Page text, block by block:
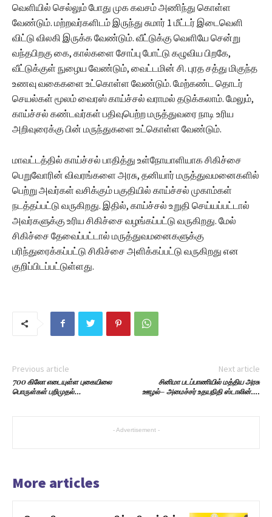
வெளியில் செல்லும் போது முக கவசம் அணிந்து கொள்ள
வேண்டும். மற்றவர்களிடம் இருந்து சுமார் 1 மீட்டர் இடைவெளி
விட்டு விலகி இருக்க வேண்டும். வீட்டுக்கு வெளியே சென்று
வந்தபிறகு கை, கால்களை சோப்பு போட்டு கழுவிய பிறகே,
வீட்டுக்குள் நுழைய வேண்டும், வைட்டமின் சி. புரத சத்து மிகுந்த
உணவு வகைகளை உட்கொள்ள வேண்டும். மேற்கண்ட தொடர்
செயல்கள் மூலம் வைரஸ் காய்ச்சல் வராமல் தடுக்கலாம். மேலும்,
காய்ச்சல் கண்டவர்கள் பதிவுபெற்ற மருத்துவரை நாடி உரிய
அறிவுரைக்கு பின் மருந்துகளை உட்கொள்ள வேண்டும்.
மாவட்டத்தில் காய்ச்சல் பாதித்து உள்நோயாளியாக சிகிச்சை
பெறுவோரின் விவரங்களை அரசு, தனியார் மருத்துவமனைகளில்
பெற்று அவர்கள் வசிக்கும் பகுதியில் காய்ச்சல் முகாம்கள்
நடத்தப்பட்டு வருகிறது. இதில், காய்ச்சல் உறுதி செய்யப்பட்டால்
அவர்களுக்கு உரிய சிகிச்சை வழங்கப்பட்டு வருகிறது. மேல்
சிகிச்சை தேவைப்பட்டால் மருத்துவமனைகளுக்கு
பரிந்துரைக்கப்பட்டு சிகிச்சை அளிக்கப்பட்டு வருகிறது என
குறிப்பிடப்பட்டுள்ளது.
Previous article
700 கிலோ எடையுள்ள புகையிலை
பொருள்கள் பறிமுதல்…
Next article
சினிமா படப்பாணியில் மத்திய அரசு
ஊழல்– அமைச்சர் உதயநிதி ஸ்டாலின்….
- Advertisement -
More articles